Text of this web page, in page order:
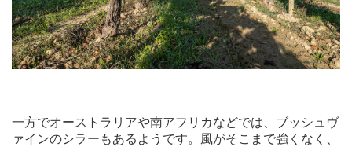
一方でオーストラリアや南アフリカなどでは、ブッシュヴ
ァインのシラーもあるようです。風がそこまで強くなく、